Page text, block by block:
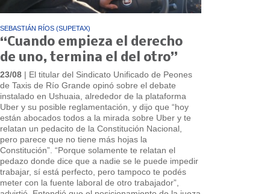
SEBASTIÁN RÍOS (SUPETAX)
“Cuando empieza el derecho
de uno, termina el del otro”
23/08 | El titular del Sindicato Unificado de Peones
de Taxis de Río Grande opinó sobre el debate
instalado en Ushuaia, alrededor de la plataforma
Uber y su posible reglamentación, y dijo que “hoy
están abocados todos a la mirada sobre Uber y te
relatan un pedacito de la Constitución Nacional,
pero parece que no tiene más hojas la
Constitución”. “Porque solamente te relatan el
pedazo donde dice que a nadie se le puede impedir
trabajar, sí está perfecto, pero tampoco te podés
meter con la fuente laboral de otro trabajador”,